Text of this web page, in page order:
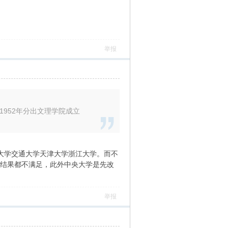
举报
年分出文理学院成立
交通大学天津大学浙江大学。而不
果都不满足，此外中央大学是先改
举报